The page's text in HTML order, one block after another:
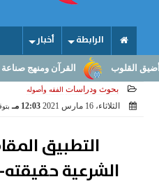
الرابطة أخبار
القرآن ومنهج صناعة النماذج
بحوث ودراسات الفقه وأصوله
الثلاثاء، 16 مارس 2021 12:03 مـ
التطبيق
الشرعية